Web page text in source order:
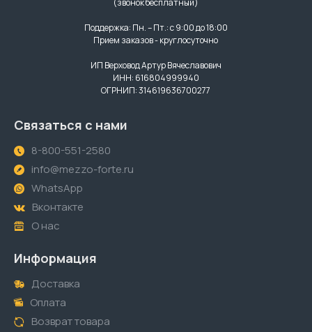
(звонок бесплатный)
Поддержка: Пн. – Пт.: с 9:00 до 18:00
Прием заказов - круглосуточно
ИП Верховод Артур Вячеславович
ИНН: 616804999940
ОГРНИП: 314619636700277
Связаться с нами
8-800-551-2580
info@mezzo-forte.ru
WhatsApp
Вконтакте
О нас
Информация
Доставка
Оплата
Возврат товара